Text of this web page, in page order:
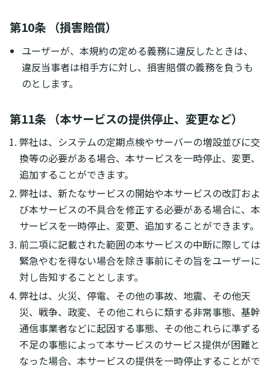
第10条 （損害賠償）
ユーザーが、本規約の定める義務に違反したときは、
違反当事者は相手方に対し、損害賠償の義務を負うも
のとします。
第11条 （本サービスの提供停止、変更など）
弊社は、システムの定期点検やサーバーの増設並びに交
換等の必要がある場合、本サービスを一時停止、変更、
追加することができます。
弊社は、新たなサービスの開始や本サービスの改訂およ
び本サービスの不具合を修正する必要がある場合に、本
サービスを一時停止、変更、追加することができます。
前二項に記載された範囲の本サービスの中断に際しては
緊急やむを得ない場合を除き事前にその旨をユーザーに
対し告知することとします。
弊社は、火災、停電、その他の事故、地震、その他天
災、戦争、政変、その他これらに類する非常事態、基幹
通信事業者などに起因する事態、その他これらに準ずる
不足の事態によって本サービスのサービス提供が困難と
なった場合、本サービスの提供を一時停止することがで